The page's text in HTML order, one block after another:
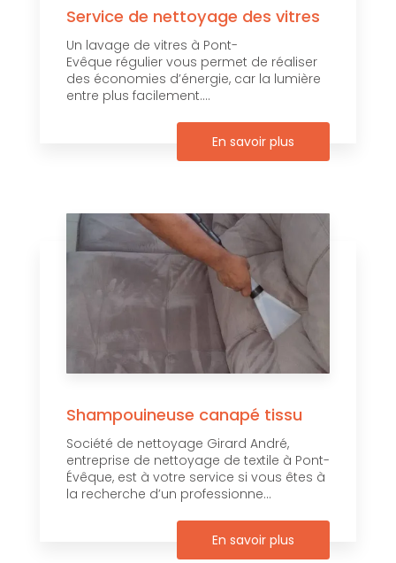
Service de nettoyage des vitres
Un lavage de vitres à Pont-
Evêque régulier vous permet de réaliser
des économies d’énergie, car la lumière
entre plus facilement....
En savoir plus
Shampouineuse canapé tissu
Société de nettoyage Girard André,
entreprise de nettoyage de textile à Pont-
Évêque, est à votre service si vous êtes à
la recherche d’un professionne...
En savoir plus